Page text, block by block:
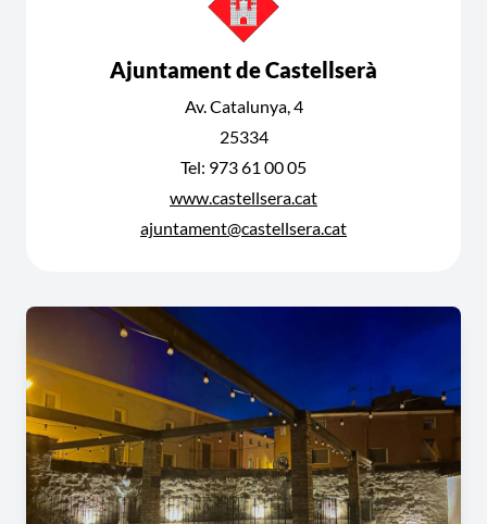
Ajuntament de Castellserà
Av. Catalunya, 4
25334
Tel: 973 61 00 05
www.castellsera.cat
ajuntament@castellsera.cat